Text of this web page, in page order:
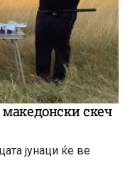
скеч
јунаци ќе ве